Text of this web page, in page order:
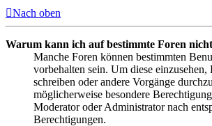
Nach oben
Warum kann ich auf bestimmte Foren
Manche Foren können bestimmten
vorbehalten sein. Um diese einzusehen,
schreiben oder andere Vorgänge
möglicherweise besondere
Moderator oder Administrator nach
Berechtigungen.